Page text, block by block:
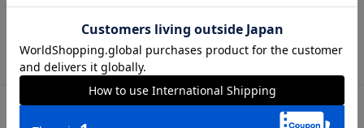
【仕様】ノーカラー／Vネック／1つボタン／背抜き仕立て／ス
リットカフス／センターベント
【洗濯表示】ドライオンリー
サイズ詳細